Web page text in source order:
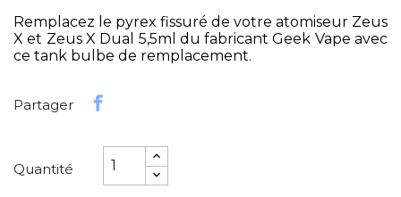
Remplacez le pyrex fissuré de votre atomiseur Zeus
X et Zeus X Dual 5,5ml du fabricant Geek Vape avec
ce tank bulbe de remplacement.
Partager
Quantité